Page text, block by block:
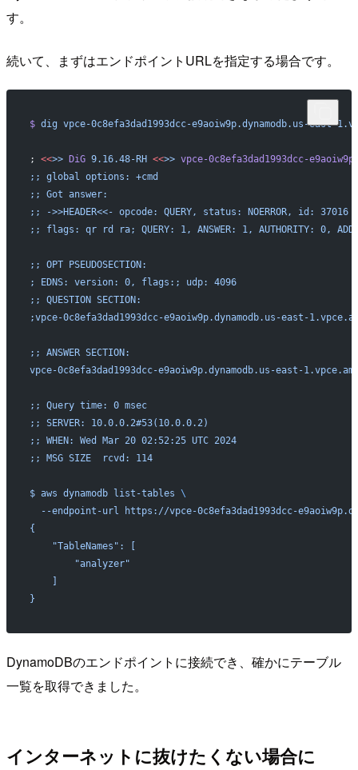
す。
続いて、まずはエンドポイントURLを指定する場合です。
$ dig vpce-0c8efa3dad1993dcc-e9aoiw9p.dynamodb.us-east-
; <<>> DiG 9.16.48-RH <<>> vpce-0c8efa3dad1993dcc-
;; global options: +cmd
;; Got answer:
;; ->>HEADER<<- opcode: QUERY, status: NOERROR, id: 37016
;; flags: qr rd ra; QUERY: 1, ANSWER: 1, AUTHORITY: 0,
;; OPT PSEUDOSECTION:
; EDNS: version: 0, flags:; udp: 4096
;; QUESTION SECTION:
;vpce-0c8efa3dad1993dcc-e9aoiw9p.dynamodb.us-east-
;; ANSWER SECTION:
vpce-0c8efa3dad1993dcc-e9aoiw9p.dynamodb.us-east-
;; Query time: 0 msec
;; SERVER: 10.0.0.2#53(10.0.0.2)
;; WHEN: Wed Mar 20 02:52:25 UTC 2024
;; MSG SIZE  rcvd: 114
$ aws dynamodb list-tables \
--endpoint-url https://vpce-0c8efa3dad1993dcc-
{
    "TableNames": [
        "analyzer"
}
DynamoDBのエンドポイントに接続でき、確かにテーブル
一覧を取得できました。
インターネットに抜けたくない場合に